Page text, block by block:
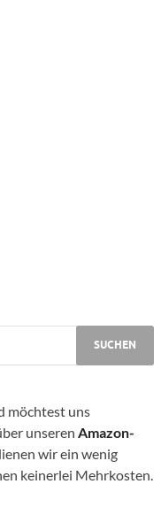
möchtest uns
unseren Amazon-
wir ein wenig
keinerlei Mehrkosten.